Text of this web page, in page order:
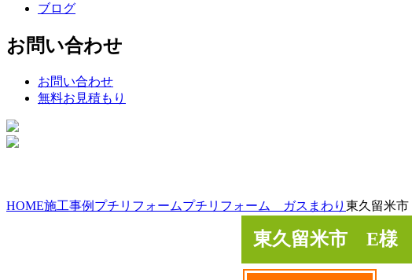
ブログ
お問い合わせ
お問い合わせ
無料お見積もり
HOME施工事例 プチリフォームプチリフォーム ガスまわり 東久留米
東久留米市 E様